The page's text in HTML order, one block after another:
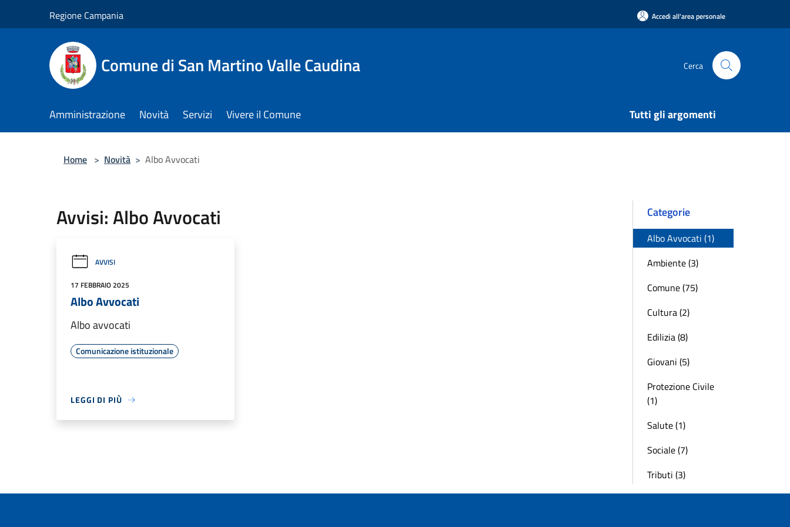
Regione Campania Accedi all'area personale
Comune di San Martino Valle Caudina Cerca
Amministrazione Novità Servizi Vivere il Comune Tutti gli argomenti
Home > Novità > Albo Avvocati
Avvisi: Albo Avvocati
AVVISI
17 FEBBRAIO 2025
Albo Avvocati
Albo avvocati
Comunicazione istituzionale
LEGGI DI PIÙ
Categorie
Albo Avvocati (1)
Ambiente (3)
Comune (75)
Cultura (2)
Edilizia (8)
Giovani (5)
Protezione Civile
(1)
Salute (1)
Sociale (7)
Tributi (3)